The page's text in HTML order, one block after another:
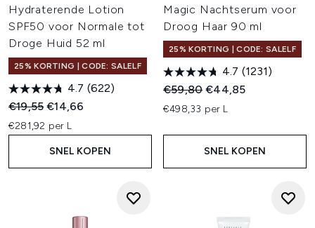
Hydraterende Lotion
SPF50 voor Normale tot
Droge Huid 52 ml
25% KORTING | CODE: SALELF
4.7 (622)
Recommended Retail Price:
€19,55Huidige prijs:
€14,66
€281,92 per L
SNEL KOPEN
Magic Nachtserum voor
Droog Haar 90 ml
25% KORTING | CODE: SALELF
4.7 (1231)
Recommended Retail Price:
€59,80Huidige prijs:
€44,85
€498,33 per L
SNEL KOPEN